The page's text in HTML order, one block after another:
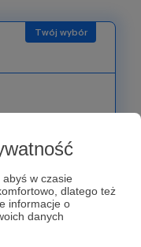
w czasie
dlatego też
informacje o
danych